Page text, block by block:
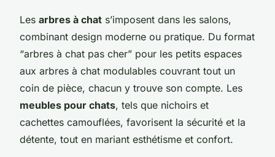
Les arbres à chat s’imposent dans les salons,
combinant design moderne ou pratique. Du format
“arbres à chat pas cher” pour les petits espaces
aux arbres à chat modulables couvrant tout un
coin de pièce, chacun y trouve son compte. Les
meubles pour chats, tels que nichoirs et
cachettes camouflées, favorisent la sécurité et la
détente, tout en mariant esthétisme et confort.